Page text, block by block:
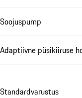
Soojuspump
Adaptiivne püsikiiruse
Standardvarustus